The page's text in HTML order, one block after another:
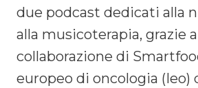
due podcast dedicati alla
alla musicoterapia, grazie
collaborazione di
europeo di oncologia (Ieo)